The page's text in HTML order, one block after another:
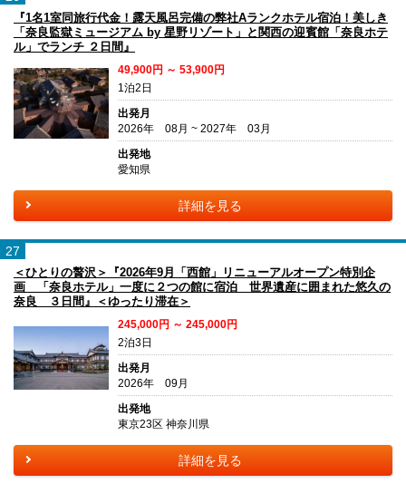
『1名1室同旅行代金！露天風呂完備の弊社Aランクホテル宿泊！美しき
「奈良監獄ミュージアム by 星野リゾート」と関西の迎賓館「奈良ホテ
ル」でランチ ２日間』
49,900円 ～ 53,900円
1泊2日
出発月
2026年 08月 ~ 2027年 03月
出発地
愛知県
詳細を見る
27
＜ひとりの贅沢＞『2026年9月「西館」リニューアルオープン特別企
画 「奈良ホテル」一度に２つの館に宿泊 世界遺産に囲まれた悠久の
奈良 ３日間』＜ゆったり滞在＞
245,000円 ～ 245,000円
2泊3日
出発月
2026年 09月
出発地
東京23区 神奈川県
詳細を見る